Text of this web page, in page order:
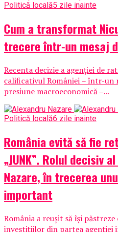
Politică locală5 zile inainte
Cum a transformat
trecere într-un mesaj
Recenta decizie a agenției de
calificativul României – într-un
presiune macroeconomică –...
Politică locală6 zile inainte
România evită să fie
„JUNK”. Rolul decisiv
Nazare, în trecerea
important
România a reușit să își
investițiilor din partea agenției